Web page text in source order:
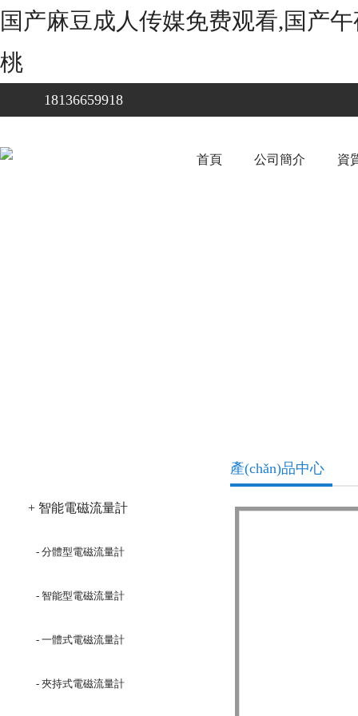
国产麻豆成人传媒免费观看,国产
桃
18136659918
首頁 公司簡介 資
+ 智能電磁流量計
- 分體型電磁流量計
- 智能型電磁流量計
- 一體式電磁流量計
- 夾持式電磁流量計
產(chǎn)品中心